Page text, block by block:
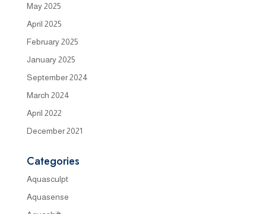
May 2025
April 2025
February 2025
January 2025
September 2024
March 2024
April 2022
December 2021
Categories
Aquasculpt
Aquasense